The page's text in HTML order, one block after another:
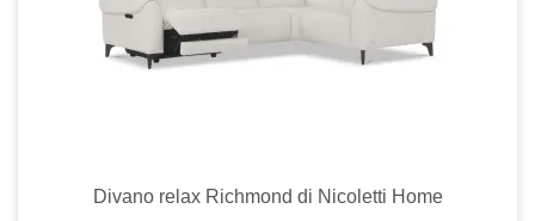
Divano relax Richmond di Nicoletti Home